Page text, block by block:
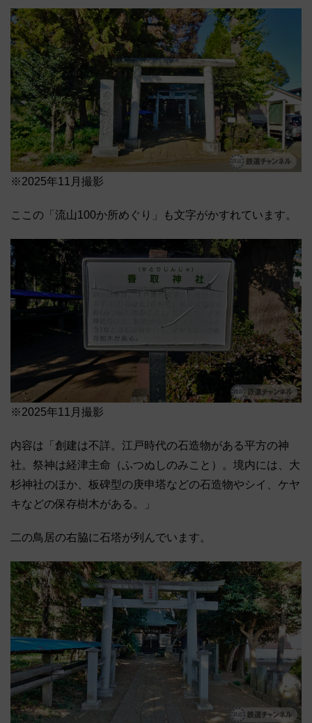
※2025年11月撮影
ここの「流山100か所めぐり」も文字がかすれています。
※2025年11月撮影
内容は「創建は不詳。江戸時代の石造物がある平方の神
社。祭神は経津主命（ふつぬしのみこと）。境内には、大
杉神社のほか、板碑型の庚申塔などの石造物やシイ、ケヤ
キなどの保存樹木がある。」
二の鳥居の右脇に石塔が列んでいます。